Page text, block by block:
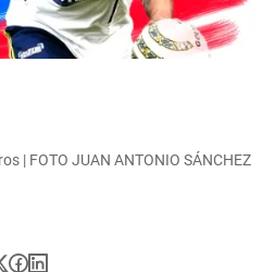
| FOTO JUAN ANTONIO SÁNCHEZ